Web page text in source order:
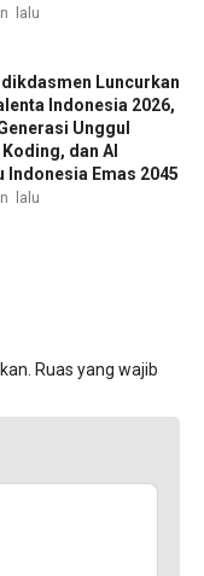
lalu
Luncurkan
Indonesia 2026,
Unggul
dan AI
Indonesia Emas 2045
lalu
Ruas yang wajib